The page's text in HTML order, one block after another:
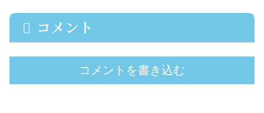
コメント
コメントを書き込む